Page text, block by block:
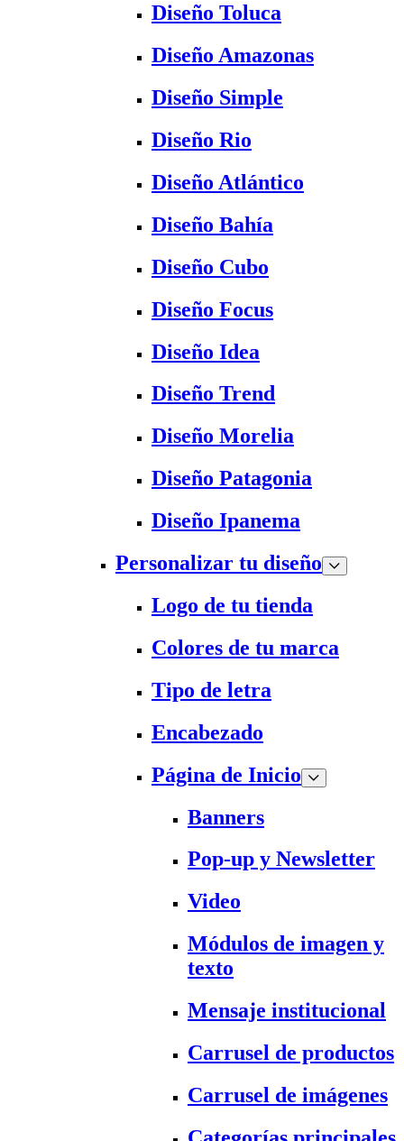
Diseño Toluca
Diseño Amazonas
Diseño Simple
Diseño Rio
Diseño Atlántico
Diseño Bahía
Diseño Cubo
Diseño Focus
Diseño Idea
Diseño Trend
Diseño Morelia
Diseño Patagonia
Diseño Ipanema
Personalizar tu diseño
Logo de tu tienda
Colores de tu marca
Tipo de letra
Encabezado
Página de Inicio
Banners
Pop-up y Newsletter
Video
Módulos de imagen y
texto
Mensaje institucional
Carrusel de productos
Carrusel de imágenes